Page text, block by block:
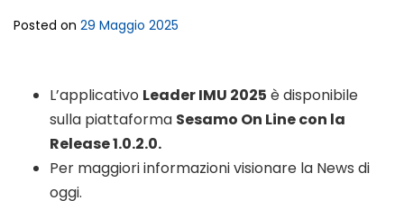
Posted on 29 Maggio 2025
L’applicativo Leader IMU 2025 è disponibile
sulla piattaforma Sesamo On Line con la
Release 1.0.2.0.
Per maggiori informazioni visionare la News di
oggi.